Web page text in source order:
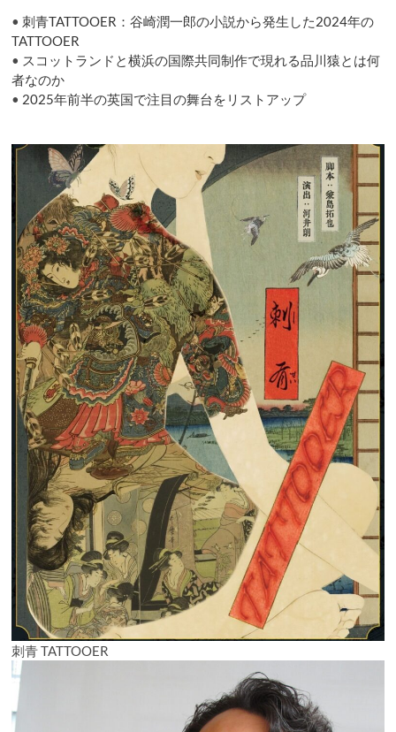
Arcan
in
November
•刺青TATTOOER：谷崎潤一郎の小説から発生した2024年の
TATTOOER
• スコットランドと横浜の国際共同制作で現れる品川猿とは何
者なのか
• 2025年前半の英国で注目の舞台をリストアップ
刺青 TATTOOER